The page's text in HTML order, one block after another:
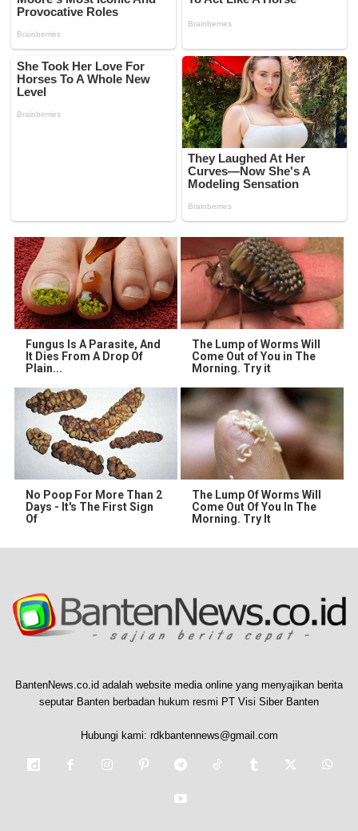
Fungus Is A Parasite, And
It Dies From A Drop Of
Plain...
The Lump of Worms Will
Come Out of You in The
Morning. Try it
No Poop For More Than 2
Days - It's The First Sign
Of
The Lump Of Worms Will
Come Out Of You In The
Morning. Try It
BantenNews.co.id adalah website media online yang menyajikan berita
seputar Banten berbadan hukum resmi PT Visi Siber Banten
Hubungi kami: rdkbantennews@gmail.com